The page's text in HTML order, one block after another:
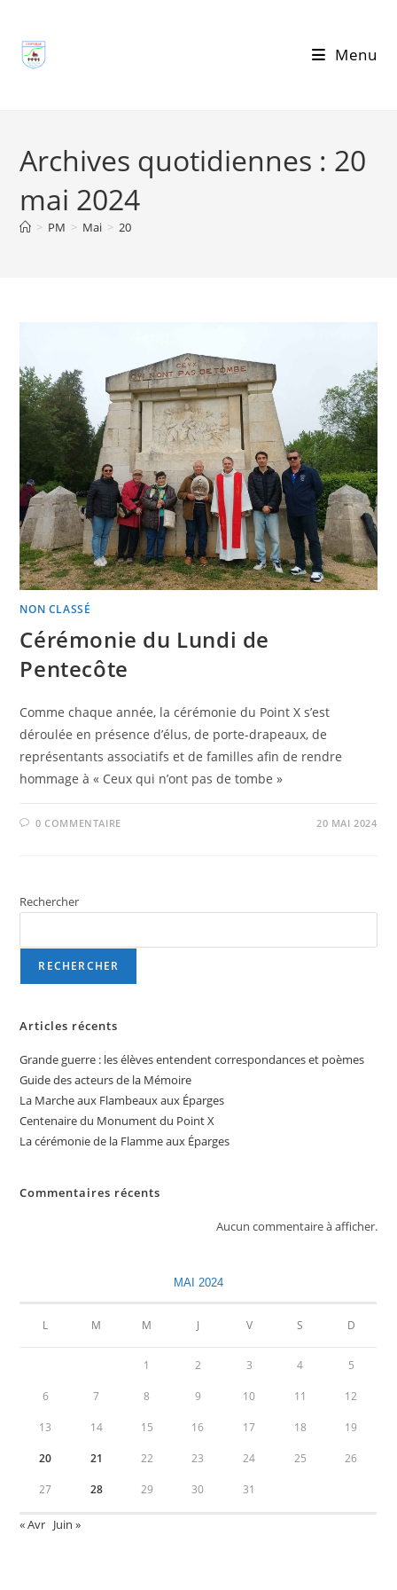
content
Menu
Archives quotidiennes : 20
mai 2024
> PM > Mai > 20
NON CLASSÉ
Cérémonie du Lundi de
Pentecôte
Comme chaque année, la cérémonie du Point X s’est
déroulée en présence d’élus, de porte-drapeaux, de
représentants associatifs et de familles afin de rendre
hommage à « Ceux qui n’ont pas de tombe »
0 COMMENTAIRE 20 MAI 2024
Rechercher
RECHERCHER
Articles récents
Grande guerre : les élèves entendent correspondances et poèmes
Guide des acteurs de la Mémoire
La Marche aux Flambeaux aux Éparges
Centenaire du Monument du Point X
La cérémonie de la Flamme aux Éparges
Commentaires récents
Aucun commentaire à afficher.
MAI 2024
L M M J V S D
1 2 3 4 5
6 7 8 9 10 11 12
13 14 15 16 17 18 19
20 21 22 23 24 25 26
27 28 29 30 31
« Avr Juin »